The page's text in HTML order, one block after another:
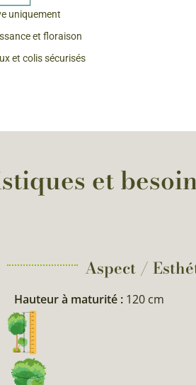
& Graines Spéciales Fraîcheur
fleurs de A à Z
uniquement
et floraison
et colis sécurisés
et
Aspect /
Hauteur à maturité : 120 cm